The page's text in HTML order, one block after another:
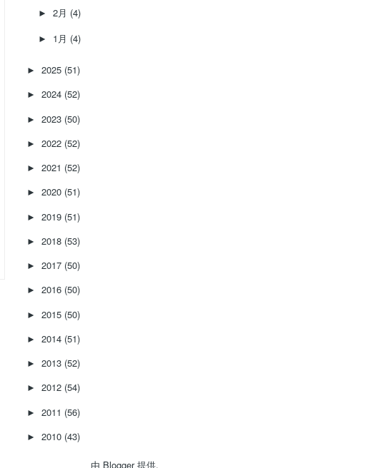
► 2月 (4)
► 1月 (4)
► 2025 (51)
► 2024 (52)
► 2023 (50)
► 2022 (52)
► 2021 (52)
► 2020 (51)
► 2019 (51)
► 2018 (53)
► 2017 (50)
► 2016 (50)
► 2015 (50)
► 2014 (51)
► 2013 (52)
► 2012 (54)
► 2011 (56)
► 2010 (43)
由 Blogger提供.